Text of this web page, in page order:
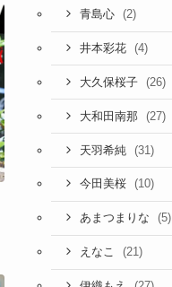
青島心 (2)
井本彩花 (4)
大久保桜子 (26)
大和田南那 (27)
天羽希純 (31)
今田美桜 (10)
あまつまりな (5)
えなこ (21)